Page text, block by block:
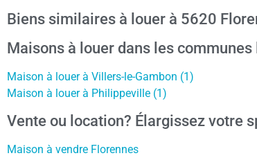
Biens similaires à louer à 5620
Maisons à louer dans les
Maison à louer à Villers-le-Gambon (1)
Maison à louer à Philippeville (1)
Vente ou location? Élargissez votre
Maison à vendre Florennes